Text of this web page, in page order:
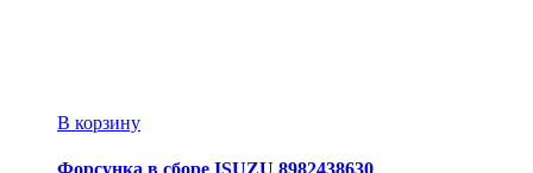
В корзину
Форсунка в сборе ISUZU 8982438630